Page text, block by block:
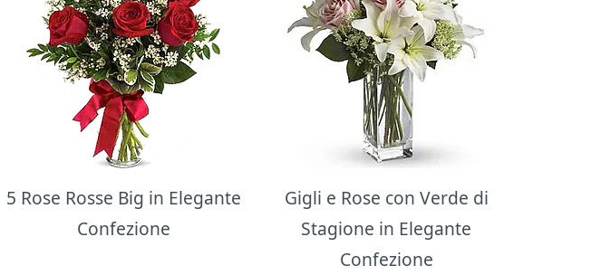
5 Rose Rosse Big in Elegante
Confezione
Gigli e Rose con Verde di
Stagione in Elegante
Confezione